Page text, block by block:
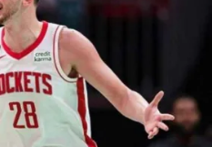
Instagram